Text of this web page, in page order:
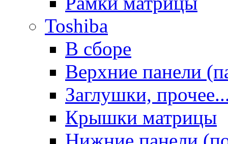
Toshiba
В сборе
Верхние панели
Заглушки,
Крышки матрицы